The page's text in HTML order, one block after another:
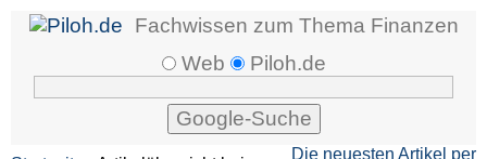
Fachwissen zum Thema Finanzen
Web
Piloh.de
Die neuesten Artikel per